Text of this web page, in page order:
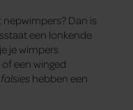
Dan is
een lonkende
je wimpers
een winged
falsies hebben een